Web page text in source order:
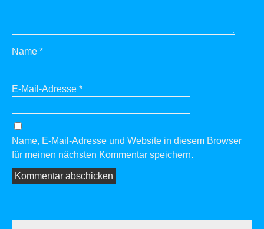
Name *
E-Mail-Adresse *
Name, E-Mail-Adresse und Website in diesem Browser
für meinen nächsten Kommentar speichern.